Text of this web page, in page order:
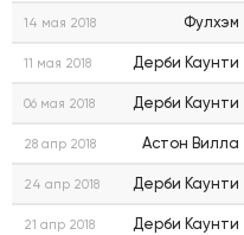
14 мая 2018 Фулхэм
11 мая 2018 Дерби Каунти
06 мая 2018 Дерби Каунти
28 апр 2018 Астон Вилла
24 апр 2018 Дерби Каунти
21 апр 2018 Дерби Каунти